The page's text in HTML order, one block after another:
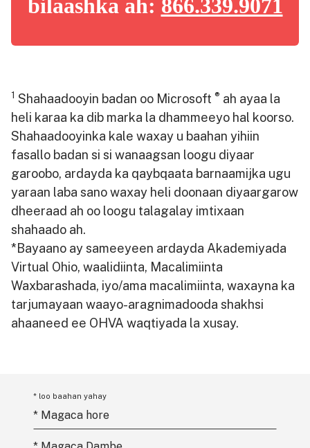
bilaashka ah: 866.339.9071
1 Shahaadooyin badan oo Microsoft ®️ ah ayaa la
heli karaa ka dib marka la dhammeeyo hal koorso.
Shahaadooyinka kale waxay u baahan yihiin
fasallo badan si si wanaagsan loogu diyaar
garoobo, ardayda ka qaybqaata barnaamijka ugu
yaraan laba sano waxay heli doonaan diyaargarow
dheeraad ah oo loogu talagalay imtixaan
shahaado ah.
*Bayaano ay sameeyeen ardayda Akademiyada
Virtual Ohio, waalidiinta, Macalimiinta
Waxbarashada, iyo/ama macalimiinta, waxayna ka
tarjumayaan waayo-aragnimadooda shakhsi
ahaaneed ee OHVA waqtiyada la xusay.
* loo baahan yahay
* Magaca hore